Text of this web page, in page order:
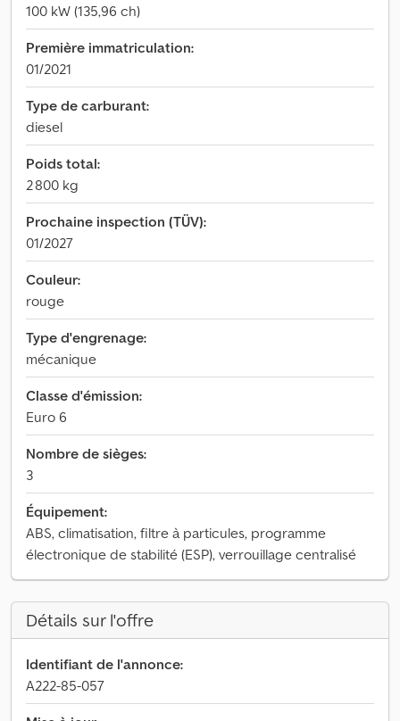
100 kW (135,96 ch)
Première immatriculation:
01/2021
Type de carburant:
diesel
Poids total:
2 800 kg
Prochaine inspection (TÜV):
01/2027
Couleur:
rouge
Type d'engrenage:
mécanique
Classe d'émission:
Euro 6
Nombre de sièges:
3
Équipement:
ABS, climatisation, filtre à particules, programme
électronique de stabilité (ESP), verrouillage centralisé
Détails sur l'offre
Identifiant de l'annonce:
A222-85-057